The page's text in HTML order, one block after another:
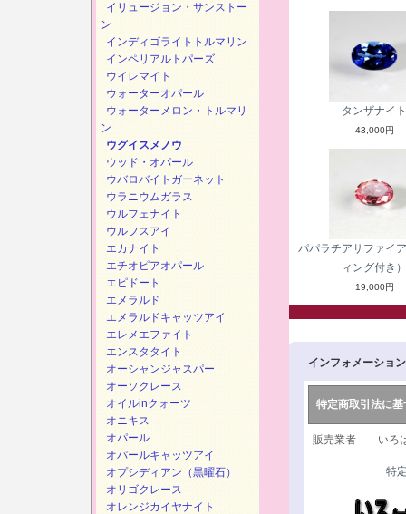
タンザナイト
43,000円
パパラチアサファイ
ィング付き）
19,000円
インフォメーション
特定商取引法に基
販売業者 いろ
特
イリュージョン・サンストー
ン
インディゴライトトルマリン
インペリアルトパーズ
ウイレマイト
ウォーターオパール
ウォーターメロン・トルマリ
ン
ウグイスメノウ
ウッド・オパール
ウバロバイトガーネット
ウラニウムガラス
ウルフェナイト
ウルフスアイ
エカナイト
エチオピアオパール
エピドート
エメラルド
エメラルドキャッツアイ
エレメエファイト
エンスタタイト
オーシャンジャスパー
オーソクレース
オイルinクォーツ
オニキス
オパール
オパールキャッツアイ
オプシディアン（黒曜石）
オリゴクレース
オレンジカイヤナイト